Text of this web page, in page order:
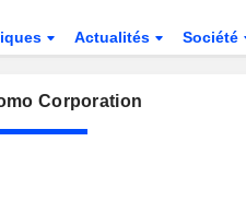
Actualités Société
Corporation